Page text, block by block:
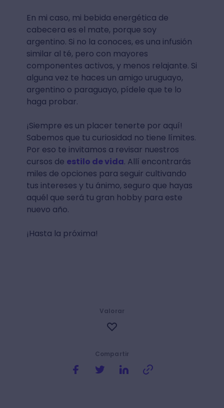
En mi caso, mi bebida energética de
cabecera es el mate, porque soy
argentino. Si no la conoces, es una infusión
similar al té, pero con mayores
componentes activos, y menos relajante. Si
alguna vez te haces un amigo uruguayo,
argentino o paraguayo, pídele que te lo
haga probar.
¡Siempre es un placer tenerte por aquí!
Sabemos que tu curiosidad no tiene límites.
Por eso te invitamos a revisar nuestros
cursos de estilo de vida. Allí encontrarás
miles de opciones para seguir cultivando
tus intereses y tu ánimo, seguro que hayas
aquél que será tu gran hobby para este
nuevo año.
¡Hasta la próxima!
Compartir
Valorar